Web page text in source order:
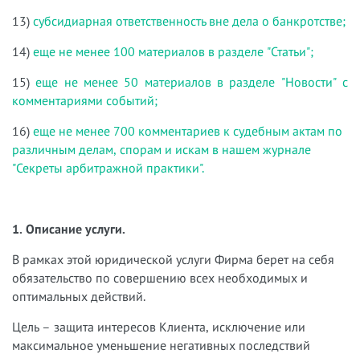
13) субсидиарная ответственность вне дела о банкротстве;
14) еще не менее 100 материалов в разделе "Статьи";
15)еще не менее 50 материалов в разделе "Новости" с
комментариями событий;
16) еще не менее 700 комментариев к судебным актам по
различным делам, спорам и искам в нашем журнале
"Секреты арбитражной практики".
1. Описание услуги.
В рамках этой юридической услуги Фирма берет на себя
обязательство по совершению всех необходимых и
оптимальных действий.
Цель – защита интересов Клиента, исключение или
максимальное уменьшение негативных последствий